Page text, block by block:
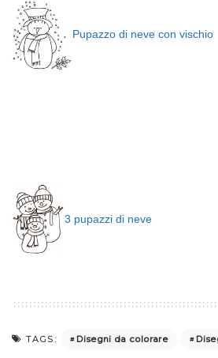
Pupazzo di neve con vischio
3 pupazzi di neve
TAGS: Disegni da colorare